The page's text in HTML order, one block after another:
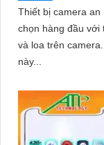
Thiết bị camera an
chọn hàng đầu với
và loa trên camera. Với cấp nguồn qua dây mạng, thiết bị
này...